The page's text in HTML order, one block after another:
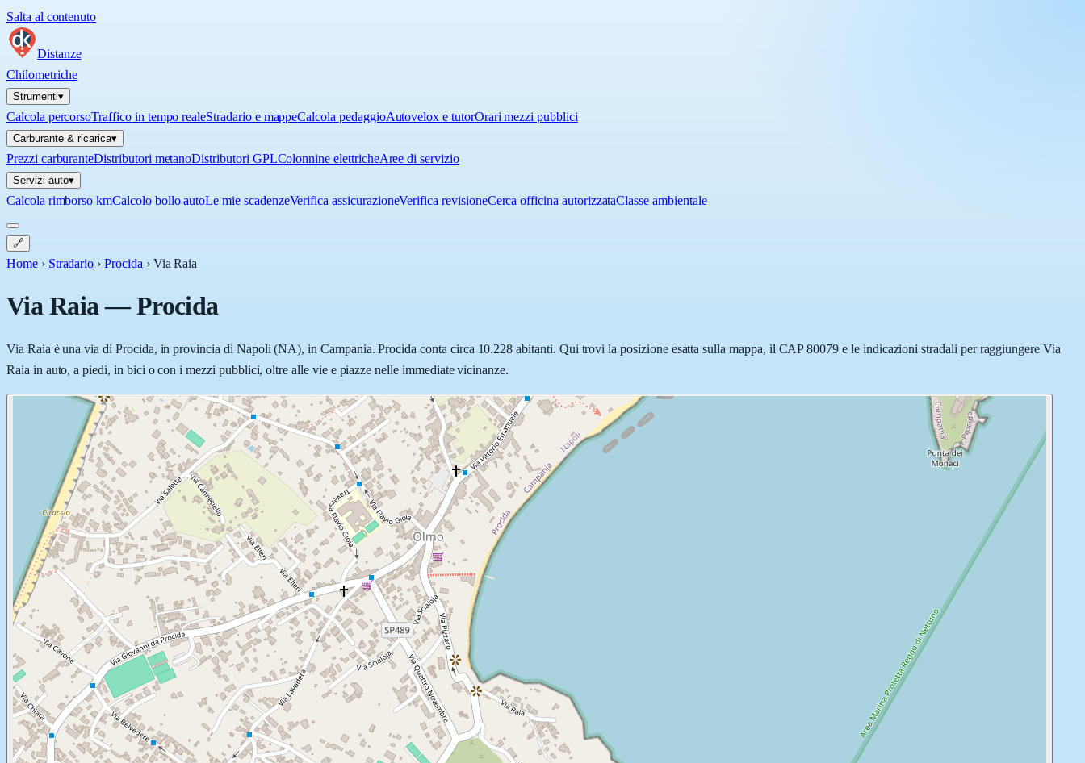
Salta al contenuto
Distanze
Chilometriche
Strumenti▾
Calcola percorsoTraffico in tempo realeStradario e mappeCalcola pedaggioAutovelox e tutorOrari mezzi pubblici
Carburante & ricarica▾
Prezzi carburanteDistributori metanoDistributori GPLColonnine elettricheAree di servizio
Servizi auto▾
Calcola rimborso kmCalcolo bollo autoLe mie scadenzeVerifica assicurazioneVerifica revisioneCerca officina autorizzataClasse ambientale
🔗
Home › Stradario › Procida › Via Raia
Via Raia—Procida
Via Raia è una via di Procida, in provincia di Napoli (NA), in Campania. Procida conta circa 10.228 abitanti. Qui trovi la posizione esatta sulla mappa, il CAP 80079 e le indicazioni stradali per raggiungere Via
Raia in auto, a piedi, in bici o con i mezzi pubblici, oltre alle vie e piazze nelle immediate vicinanze.